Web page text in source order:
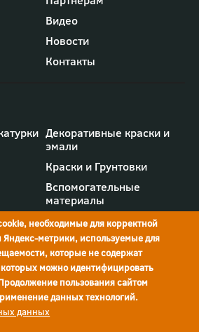
просп. Шолохова, 211/4,
Ростов-на-Дону
Видео
Новости
Контакты
Декоративные краски и
эмали
Краски и Грунтовки
Вспомогательные
материалы
конфиденциальности
компании
необходимые для корректной
метрики, используемые для
которые не содержат
можно идентифицировать
пользования сайтом
данных технологий.
данных